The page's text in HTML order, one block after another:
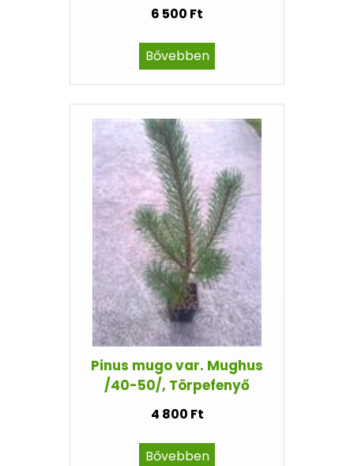
6 500 Ft
Bővebben
Pinus mugo var. Mughus
/40-50/, Törpefenyő
4 800 Ft
Bővebben